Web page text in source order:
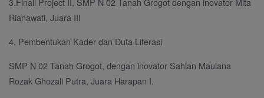
Rianawati, Juara III
4. Pembentukan Kader dan Duta Literasi
SMP N 02 Tanah Grogot, dengan inovator Sahlan Maulana
Rozak Ghozali Putra, Juara Harapan I.